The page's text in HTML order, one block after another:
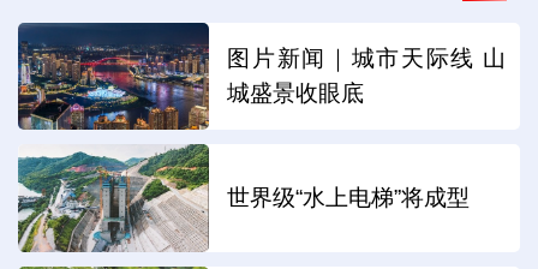
图片新闻｜城市天际线 山
城盛景收眼底
世界级“水上电梯”将成型